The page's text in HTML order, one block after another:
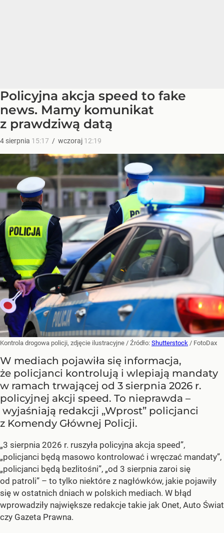
Policyjna akcja speed to fake
news. Mamy komunikat
z prawdziwą datą
4 sierpnia 15:17 / wczoraj 12:19
Kontrola drogowa policji, zdjęcie ilustracyjne / Źródło: Shutterstock / FotoDax
W mediach pojawiła się informacja,
że policjanci kontrolują i wlepiają mandaty
w ramach trwającej od 3 sierpnia 2026 r.
policyjnej akcji speed. To nieprawda –
wyjaśniają redakcji „Wprost” policjanci
z Komendy Głównej Policji.
„3 sierpnia 2026 r. ruszyła policyjna akcja speed”,
„policjanci będą masowo kontrolować i wręczać mandaty”,
„policjanci będą bezlitośni”, „od 3 sierpnia zaroi się
od patroli” – to tylko niektóre z nagłówków, jakie pojawiły
się w ostatnich dniach w polskich mediach. W błąd
wprowadziły największe redakcje takie jak Onet, Auto Świat
czy Gazeta Prawna.